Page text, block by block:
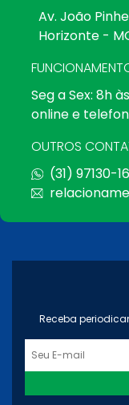
Av. João
Horizonte -
Seg a Sex: 8h
online e
OUTROS
(31) 97130-
Receba